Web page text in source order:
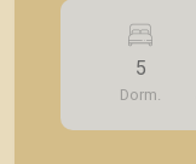
condicionado; -
ambientes; -
com
garagem. A Piramid tem como objetivo atender
seus clientes
5
Dorm.